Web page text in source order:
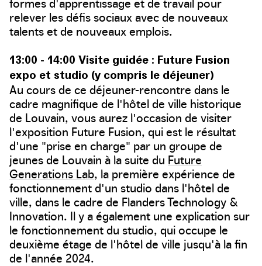
relever les défis sociaux avec de nouveaux
talents et de nouveaux emplois.
13:00 - 14:00 Visite guidée : Future Fusion
expo et studio (y compris le déjeuner)
Au cours de ce déjeuner-rencontre dans le
cadre magnifique de l'hôtel de ville historique
de Louvain, vous aurez l'occasion de visiter
l'exposition Future Fusion, qui est le résultat
d'une "prise en charge" par un groupe de
jeunes de Louvain à la suite du Future
Generations Lab, la première expérience de
fonctionnement d'un studio dans l'hôtel de
ville, dans le cadre de Flanders Technology &
Innovation. Il y a également une explication sur
le fonctionnement du studio, qui occupe le
deuxième étage de l'hôtel de ville jusqu'à la fin
de l'année 2024.